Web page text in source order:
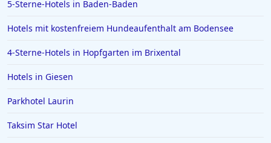
5-Sterne-Hotels in Baden-Baden
Hotels mit kostenfreiem Hundeaufenthalt am Bodensee
4-Sterne-Hotels in Hopfgarten im Brixental
Hotels in Giesen
Parkhotel Laurin
Taksim Star Hotel